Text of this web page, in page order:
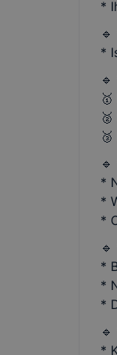
*
*
*
*
*
*
*
*
*